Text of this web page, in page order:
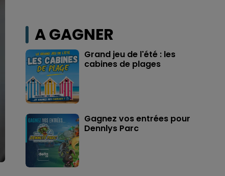
A GAGNER
Grand jeu de l'été : les
cabines de plages
Gagnez vos entrées pour
Dennlys Parc